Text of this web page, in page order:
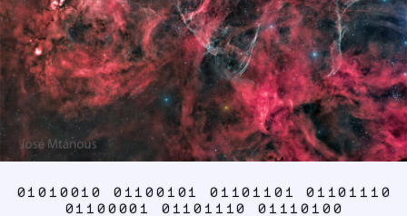
01010010 01100101 01101101 01101110
01100001 01101110 01110100